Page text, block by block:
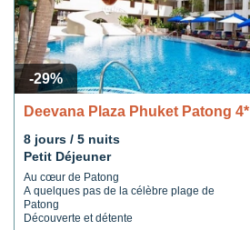
-29%
Deevana Plaza Phuket Patong 4*
8 jours / 5 nuits
Petit Déjeuner
Au cœur de Patong
A quelques pas de la célèbre plage de
Patong
Découverte et détente